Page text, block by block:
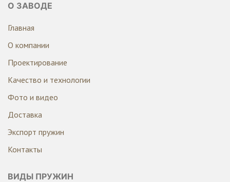
О ЗАВОДЕ
Главная
О компании
Проектирование
Качество и технологии
Фото и видео
Доставка
Экспорт пружин
Контакты
ВИДЫ ПРУЖИН